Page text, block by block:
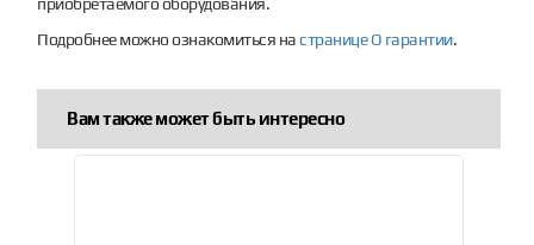
Подробнее можно ознакомиться настранице О гарантии.
Вам также может быть интересно